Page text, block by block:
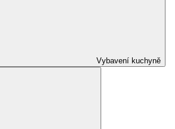
Vybavení kuchyně